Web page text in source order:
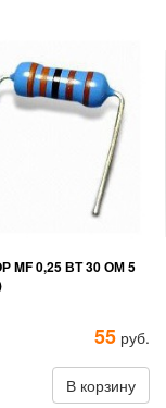
MF 0,25 ВТ 30 ОМ 5
55 руб.
В корзину